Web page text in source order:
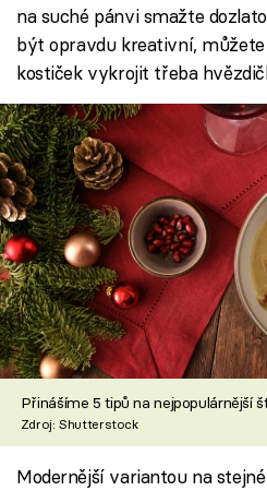
na suché pánvi smažte
být opravdu kreativní,
kostiček vykrojit třeba
Přinášíme 5 tipů na nejpopulárnější
Zdroj: Shutterstock
Modernější variantou na